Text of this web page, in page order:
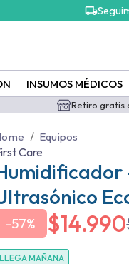
INSUMOS MÉDICOS
Retiro gratis
/ Equipos
Care
-57% $14.990
LLEGA MAÑANA